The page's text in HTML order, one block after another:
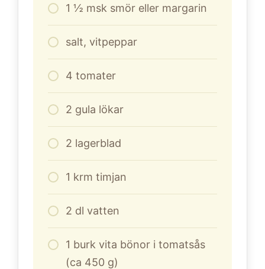
1 ½ msk smör eller margarin
salt, vitpeppar
4 tomater
2 gula lökar
2 lagerblad
1 krm timjan
2 dl vatten
1 burk vita bönor i tomatsås
(ca 450 g)